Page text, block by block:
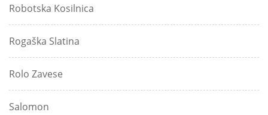
Robotska Kosilnica
Rogaška Slatina
Rolo Zavese
Salomon